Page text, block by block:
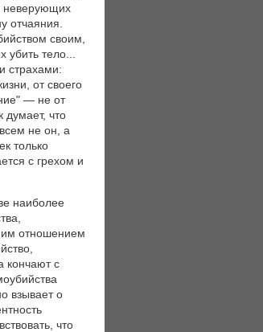
неверующих
отчаяния.
своим,
тело...
страхами:
от своего
— не от
думает, что
не он, а
только
с грехом и
наиболее
отношением
кончают с
взывает о
что